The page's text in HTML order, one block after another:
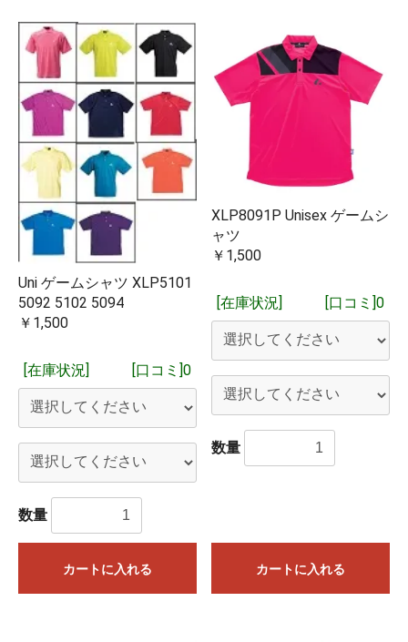
Uni ゲームシャツ XLP5101
5092 5102 5094
￥1,500
[在庫状況] [口コミ]0
数量
カートに入れる
XLP8091P Unisex ゲームシ
ャツ
￥1,500
[在庫状況] [口コミ]0
数量
カートに入れる